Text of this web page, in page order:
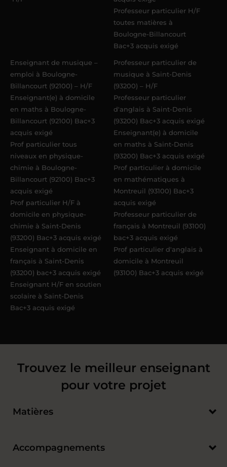
Professeur particulier H/F
toutes matières à
Boulogne-Billancourt
Bac+3 acquis exigé
Enseignant de musique –
emploi à Boulogne-
Billancourt (92100) – H/F
Enseignant(e) à domicile
en maths à Boulogne-
Billancourt (92100) Bac+3
acquis exigé
Prof particulier tous
niveaux en physique-
chimie à Boulogne-
Billancourt (92100) Bac+3
acquis exigé
Prof particulier H/F à
domicile en physique-
chimie à Saint-Denis
(93200) Bac+3 acquis exigé
Enseignant à domicile en
français à Saint-Denis
(93200) bac+3 acquis exigé
Enseignant H/F en soutien
scolaire à Saint-Denis
Bac+3 acquis exigé
Professeur particulier de
musique à Saint-Denis
(93200) – H/F
Professeur particulier
d'anglais à Saint-Denis
(93200) Bac+3 acquis exigé
Enseignant(e) à domicile
en maths à Saint-Denis
(93200) Bac+3 acquis exigé
Prof particulier à domicile
en mathématiques à
Montreuil (93100) Bac+3
acquis exigé
Professeur particulier de
français à Montreuil (93100)
bac+3 acquis exigé
Prof particulier d'anglais à
domicile à Montreuil
(93100) Bac+3 acquis exigé
Trouvez le meilleur enseignant
pour votre projet
Matières
Accompagnements